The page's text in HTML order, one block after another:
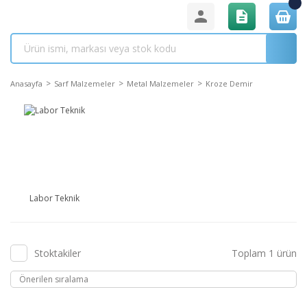
Anasayfa Sarf Malzemeler Metal Malzemeler Kroze Demir
Labor Teknik
Stoktakiler Toplam 1 ürün